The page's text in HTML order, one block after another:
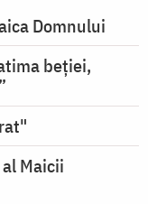
Domnului
beției,
Maicii